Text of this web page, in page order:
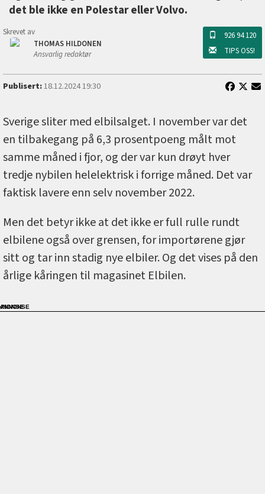
det ble ikke en Polestar eller Volvo.
Skrevet av
THOMAS HILDONEN
Ansvarlig redaktør
926 94 120
TIPS OSS!
Publisert:18.12.2024 19:30
Sverige sliter med elbilsalget. I november var det
en tilbakegang på 6,3 prosentpoeng målt mot
samme måned i fjor, og der var kun drøyt hver
tredje nybilen helelektrisk i forrige måned. Det var
faktisk lavere enn selv november 2022.
Men det betyr ikke at det ikke er full rulle rundt
elbilene også over grensen, for importørene gjør
sitt og tar inn stadig nye elbiler. Og det vises på den
årlige kåringen til magasinet Elbilen.